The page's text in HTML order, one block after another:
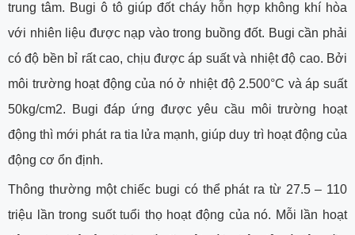
trung tâm. Bugi ô tô giúp đốt cháy hỗn hợp không khí hòa
với nhiên liệu được nạp vào trong buồng đốt. Bugi cần phải
có độ bền bỉ rất cao, chịu được áp suất và nhiệt độ cao. Bởi
môi trường hoạt động của nó ở nhiệt độ 2.500°C và áp suất
50kg/cm2. Bugi đáp ứng được yêu cầu môi trường hoạt
động thì mới phát ra tia lửa mạnh, giúp duy trì hoạt động của
động cơ ổn định.
Thông thường một chiếc bugi có thể phát ra từ 27.5 – 110
triệu lần trong suốt tuổi thọ hoạt động của nó. Mỗi lần hoạt